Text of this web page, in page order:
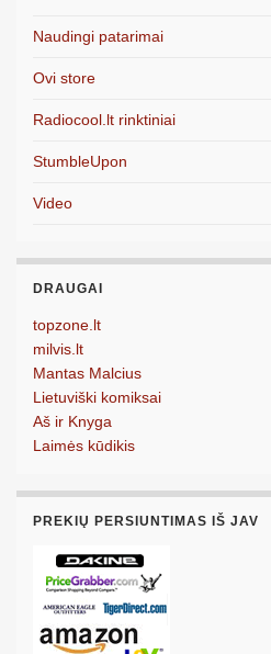
Naudingi patarimai
Ovi store
Radiocool.lt rinktiniai
StumbleUpon
Video
DRAUGAI
topzone.lt
milvis.lt
Mantas Malcius
Lietuviški komiksai
Aš ir Knyga
Laimės kūdikis
PREKIŲ PERSIUNTIMAS IŠ JAV